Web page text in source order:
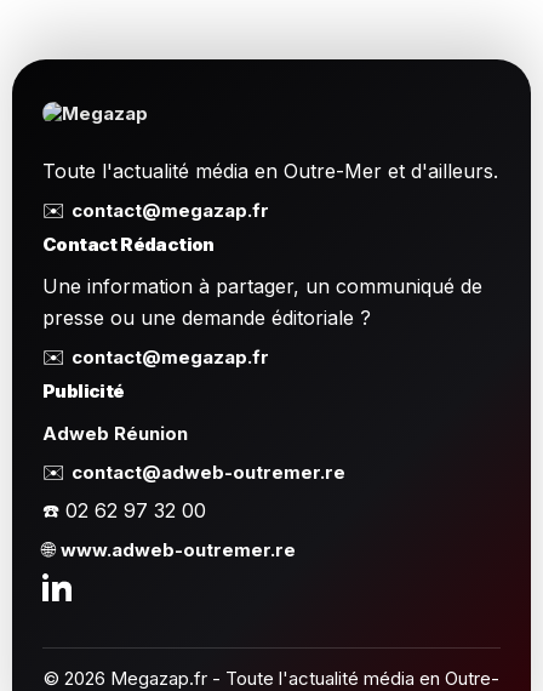
Toute l'actualité média en Outre-Mer et d'ailleurs.
✉️ contact@megazap.fr
Contact Rédaction
Une information à partager, un communiqué de
presse ou une demande éditoriale ?
✉️ contact@megazap.fr
Publicité
Adweb Réunion
✉️ contact@adweb-outremer.re
☎️ 02 62 97 32 00
🌐www.adweb-outremer.re
© 2026 Megazap.fr - Toute l'actualité média en Outre-